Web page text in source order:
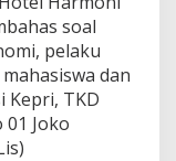
soal
pelaku
dan
Kepri, TKD
Joko